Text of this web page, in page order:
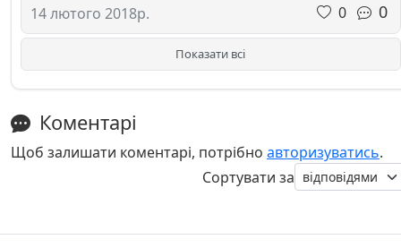
14 лютого 2018р.
0
0
Показати всі
Коментарі
Щоб залишати коментарі, потрібно авторизуватись.
Сортувати за